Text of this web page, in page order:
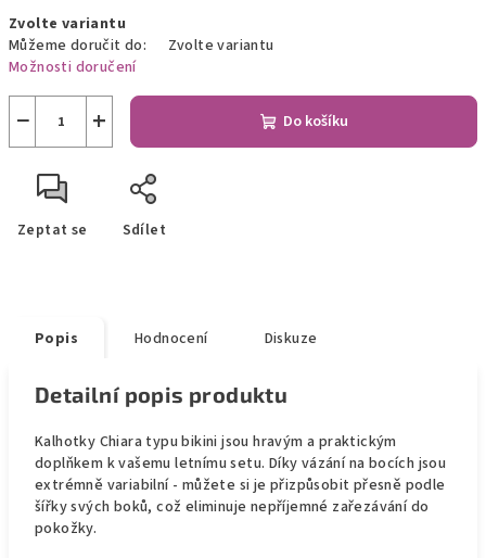
cena:
Zvolte variantu
Můžeme doručit do:
Zvolte variantu
Možnosti doručení
+
− Do košíku
Zeptat se Sdílet
Popis Hodnocení Diskuze
Detailní popis produktu
Kalhotky Chiara typu bikini jsou hravým a praktickým
doplňkem k vašemu letnímu setu. Díky vázání na bocích jsou
extrémně variabilní - můžete si je přizpůsobit přesně podle
šířky svých boků, což eliminuje nepříjemné zařezávání do
pokožky.